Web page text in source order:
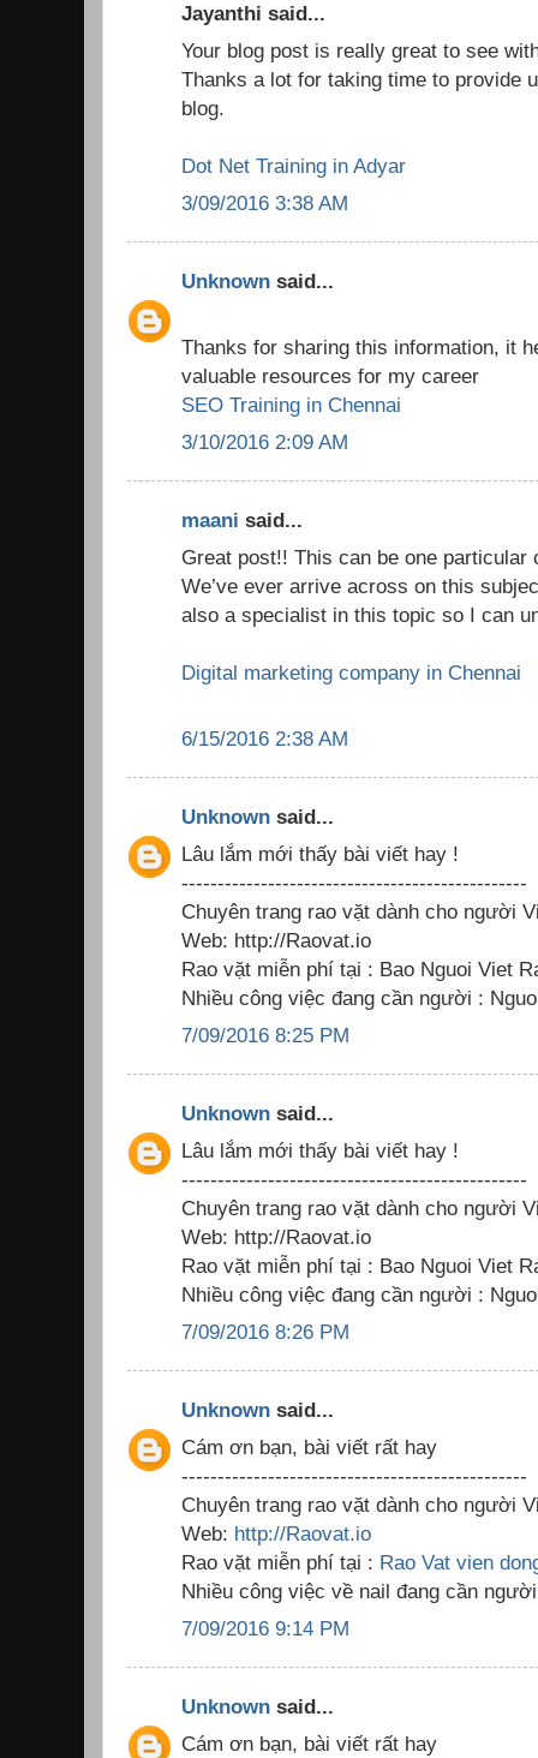
Jayanthi said...
Your blog post is really great to see
Thanks a lot for taking time to provide
blog.
Dot Net Training in Adyar
3/09/2016 3:38 AM
Unknown said...
Thanks for sharing this information, it
valuable resources for my career
SEO Training in Chennai
3/10/2016 2:09 AM
maani said...
Great post!! This can be one particular
We’ve ever arrive across on this
also a specialist in this topic so I can
Digital marketing company in Chennai
6/15/2016 2:38 AM
Unknown said...
Lâu lắm mới thấy bài viết hay !
------------------------------------------------
Chuyên trang rao vặt dành cho người
Web: http://Raovat.io
Rao vặt miễn phí tại : Bao Nguoi Viet
Nhiều công việc đang cần người :
7/09/2016 8:25 PM
Unknown said...
Lâu lắm mới thấy bài viết hay !
------------------------------------------------
Chuyên trang rao vặt dành cho người
Web: http://Raovat.io
Rao vặt miễn phí tại : Bao Nguoi Viet
Nhiều công việc đang cần người :
7/09/2016 8:26 PM
Unknown said...
Cám ơn bạn, bài viết rất hay
------------------------------------------------
Chuyên trang rao vặt dành cho người
Web: http://Raovat.io
Rao vặt miễn phí tại : Rao Vat vien
Nhiều công việc về nail đang cần
7/09/2016 9:14 PM
Unknown said...
Cám ơn bạn, bài viết rất hay